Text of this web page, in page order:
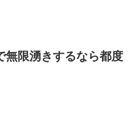
無限湧きするなら都度